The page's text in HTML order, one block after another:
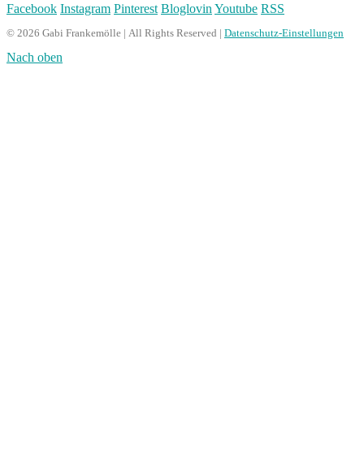
Facebook Instagram Pinterest Bloglovin Youtube RSS
© 2026 Gabi Frankemölle | All Rights Reserved | Datenschutz-Einstellungen
Nach oben